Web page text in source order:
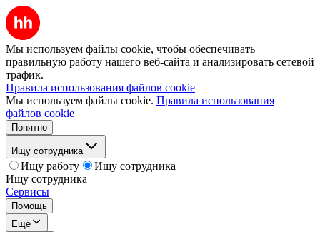
Мы используем файлы cookie, чтобы обеспечивать
правильную работу нашего веб-сайта и анализировать сетевой
трафик.
Правила использования файлов cookie
Мы используем файлы cookie. Правила использования
файлов cookie
Понятно
Ищу сотрудника
Ищу работу
Ищу сотрудника
Ищу сотрудника
Сервисы
Помощь
Ещё